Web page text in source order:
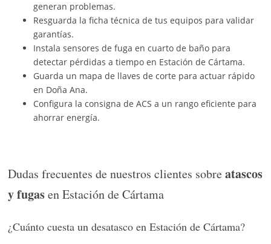
generan problemas.
Resguarda la ficha técnica de tus equipos para validar
garantías.
Instala sensores de fuga en cuarto de baño para
detectar pérdidas a tiempo en Estación de Cártama.
Guarda un mapa de llaves de corte para actuar rápido
en Doña Ana.
Configura la consigna de ACS a un rango eficiente para
ahorrar energía.
Dudas frecuentes de nuestros clientes sobreatascos
y fugasen Estación de Cártama
¿Cuánto cuesta un desatasco en Estación de Cártama?